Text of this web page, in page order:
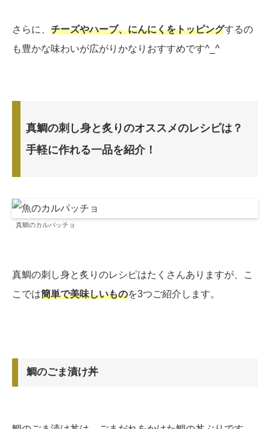
さらに、 チーズやハーブ、にんにくをトッピングするの
も豊かな味わいが広がりかなりおすすめです^_^
真鯛の刺し身と炙りのオススメのレシピは？
手軽に作れる一品を紹介！
真鯛のカルパッチョ
真鯛の刺し身と炙りのレシピはたくさんありますが、こ
こでは簡単で美味しいものを3つご紹介します。
鯛のごま漬け丼